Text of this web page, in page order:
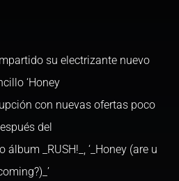
su electrizante nuevo
‘Honey
con nuevas ofertas poco
del
_RUSH!_, ‘_Honey (are u